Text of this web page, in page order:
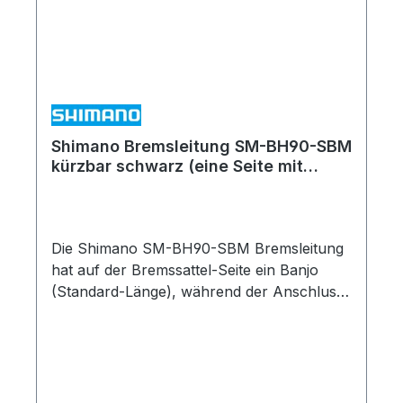
Shimano Bremsleitung SM-BH90-SBM
kürzbar schwarz (eine Seite mit
Die Shimano SM-BH90-SBM Bremsleitung
hat auf der Bremssattel-Seite ein Banjo
(Standard-Länge), während der Anschluss